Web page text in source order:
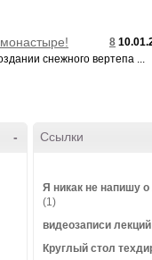
8
снежного вертепа ...
- Ссылки
Я никак не напишу
(1)
видеозаписи
Круглый стол